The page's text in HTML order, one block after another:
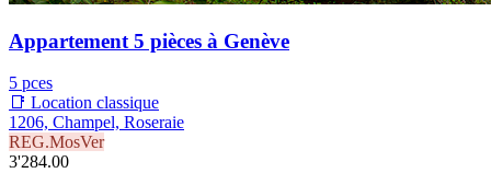
Appartement 5 pièces à Genève
5 pces
📑 Location classique
1206, Champel, Roseraie
REG.MosVer
3'284.00